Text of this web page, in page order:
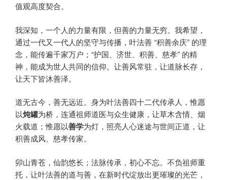
值观高度契合。
我深知，一个人的力量有限，但善的力量无穷。我希望，
通过一代又一代人的坚守与传播，叶法善 “积善余庆” 的理
念，能传遍千家万户；“护国、济世、积善、慈孝” 的精
神，能成为世人共同的信仰。让善风常驻，让道脉长存，
让天下皆沐善泽。
道无古今，善无远近。身为叶法善四十二代传承人，惟愿
以炖罐为桥，连通祖师道医与众生健康，让草木含情、烟
火载道；惟愿以善学为灯，照亮人心迷途与世间正道，让
积善成风、慈孝传家。
卯山青苍，仙韵悠长；法脉传承，初心不忘。不负祖师重
托，让叶法善的道与善，在新时代绽放出更璀璨的光芒，